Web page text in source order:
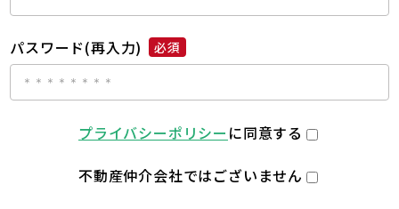
パスワード(再入力) 必須
プライバシーポリシー に同意する
不動産仲介会社ではございません